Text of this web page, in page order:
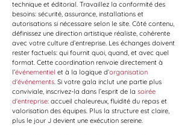
technique et éditorial. Travaillez la conformité des
besoins: sécurité, assurance, installations et
autorisations si nécessaire selon le site. Côté contenu,
définissez une direction artistique réaliste, cohérente
avec votre culture d’entreprise. Les échanges doivent
rester factuels: qui fournit quoi, quand, et avec quel
format. Cette coordination renvoie directement à
l’événementiel et à la logique d’organisation
d'événements. Si votre gala inclut une partie plus
conviviale, inscrivez-la dans l’esprit de la soirée
d'entreprise: accueil chaleureux, fluidité du repas et
valorisation des équipes. Plus la structure est claire,
plus le jour J devient une exécution sereine.